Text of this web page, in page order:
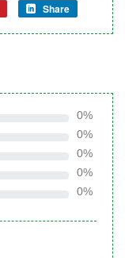
Share
0%
0%
0%
0%
0%